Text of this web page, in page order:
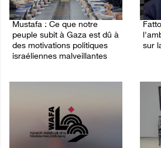
Mustafa : Ce que notre
peuple subit à Gaza est dû à
des motivations politiques
israéliennes malveillantes
sur